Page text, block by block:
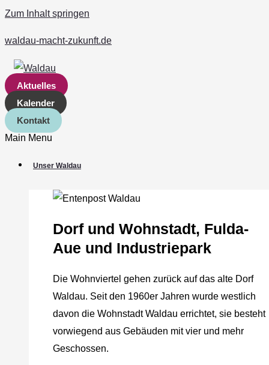
Zum Inhalt springen
waldau-macht-zukunft.de
Aktuelles
Kalender
Kontakt
Main Menu
Unser Waldau
Dorf und Wohnstadt, Fulda‐
Aue und Industriepark
Die Wohnviertel gehen zurück auf das alte Dorf
Waldau. Seit den 1960er Jahren wurde westlich
davon die Wohnstadt Waldau errichtet, sie besteht
vorwiegend aus Gebäuden mit vier und mehr
Geschossen.